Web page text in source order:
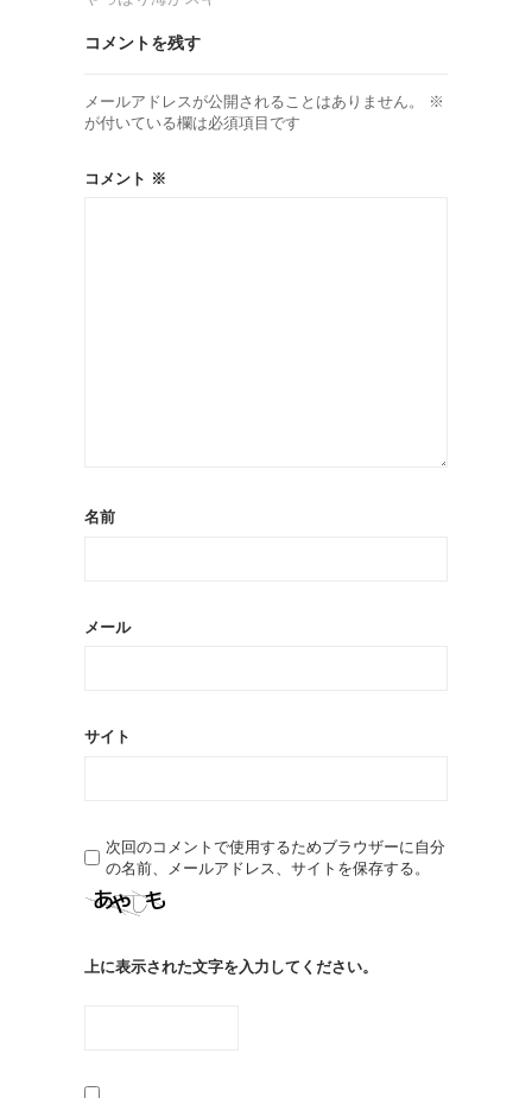
コメントを残す
メールアドレスが公開されることはありません。
※
が付いている欄は必須項目です
コメント ※
名前
メール
サイト
次回のコメントで使用するためブラウザーに自分
の名前、メールアドレス、サイトを保存する。
上に表示された文字を入力してください。